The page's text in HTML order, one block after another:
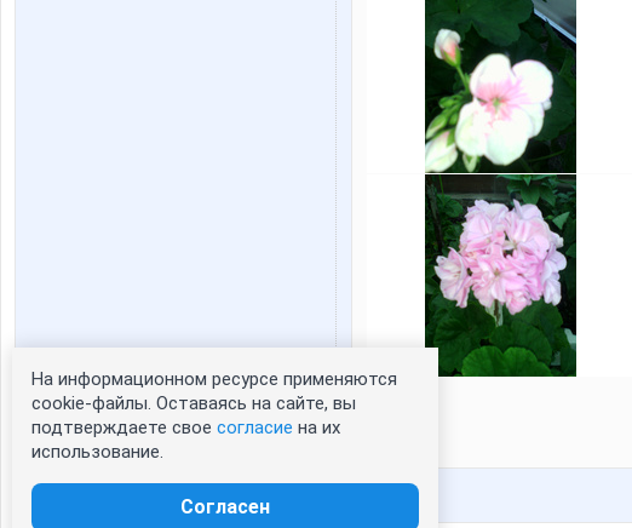
Статистика портрета:
сейчас просматривают портрет - 0
зарегистрированные пользователи
На информационном ресурсе применяются
cookie-файлы. Оставаясь на сайте, вы
подтверждаете свое согласие на их
использование.
Согласен